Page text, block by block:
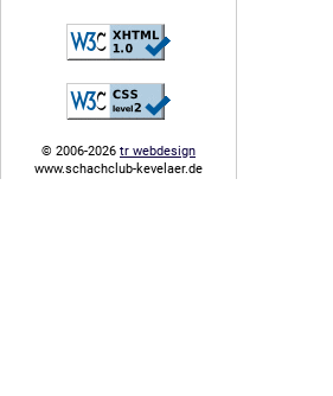
© 2006-2026 tr webdesign
www.schachclub-kevelaer.de